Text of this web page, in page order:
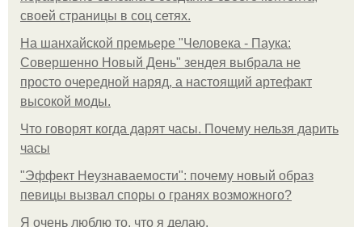
своей страницы в соц сетях.
На шанхайской премьере "Человека - Паука:
Совершенно Новый День" зендея выбрала не
просто очередной наряд, а настоящий артефакт
высокой моды.
Что говорят когда дарят часы. Почему нельзя дарить
часы
"Эффект Неузнаваемости": почему новый образ
певицы вызвал споры о гранях возможного?
Я очень люблю то, что я делаю.